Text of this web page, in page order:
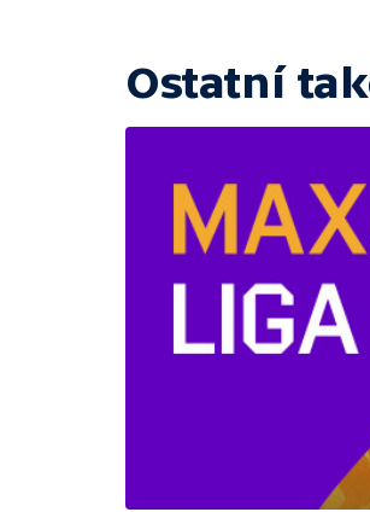
Ostatní